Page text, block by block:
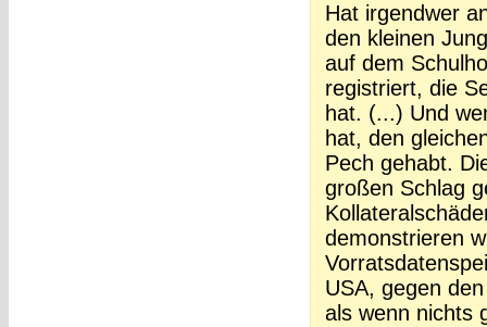
Hat irgendwer
den kleinen
auf dem
registriert, die
hat. (...) Und
hat, den
Pech gehabt.
großen Schlag
demonstrieren
USA, gegen
als wenn nichts